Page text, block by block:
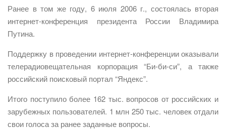
Ранее в том же году, 6 июля 2006 г., состоялась вторая
интернет-конференция президента России Владимира
Путина.
Поддержку в проведении интернет-конференции оказывали
телерадиовещательная корпорация “Би-би-си”, а также
российский поисковый портал “Яндекс”.
Итого поступило более 162 тыс. вопросов от российских и
зарубежных пользователей. 1 млн 250 тыс. человек отдали
свои голоса за ранее заданные вопросы.